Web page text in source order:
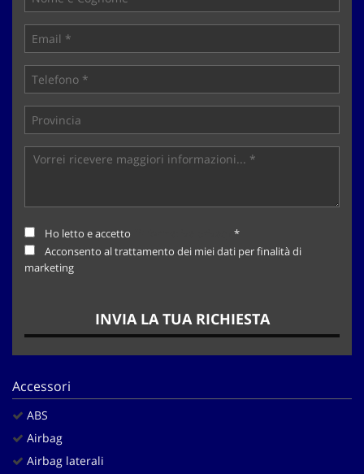
Ho letto e accetto
*
Acconsento al trattamento dei miei dati per finalità di
marketing
INVIA LA TUA RICHIESTA
Accessori
ABS
Airbag
Airbag laterali
Cookie delle preferenze
Cookie per il miglioramento dell'esperienza utente
Cookie di marketing
Leggi
impostazioni